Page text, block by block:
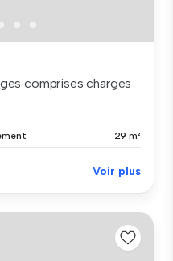
comprises charges
29 m²
Voir plus